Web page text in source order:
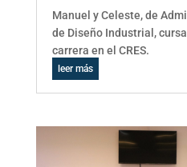
Manuel y Celeste, de
de Diseño Industrial,
carrera en el CRES.
leer más